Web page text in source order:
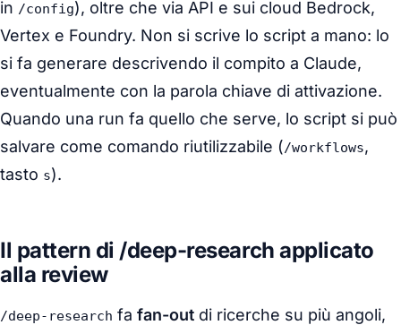
in /config), oltre che via API e sui cloud Bedrock,
Vertex e Foundry. Non si scrive lo script a mano: lo
si fa generare descrivendo il compito a Claude,
eventualmente con la parola chiave di attivazione.
Quando una run fa quello che serve, lo script si può
salvare come comando riutilizzabile (/workflows,
tasto s).
Il pattern di /deep-research applicato
alla review
/deep-research fa fan-out di ricerche su più angoli,